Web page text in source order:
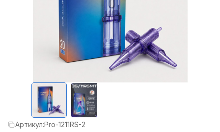
Артикул:Pro-1211RS-2